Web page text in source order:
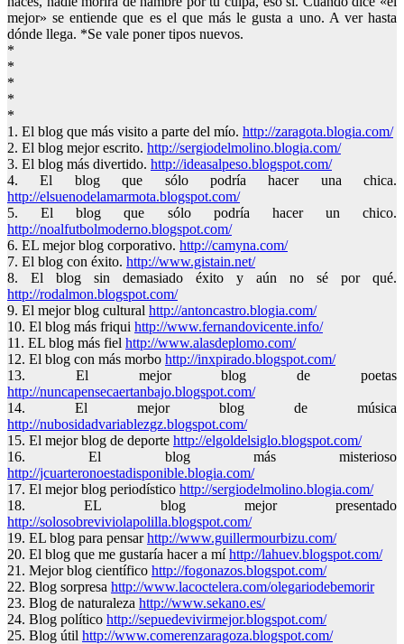
mejor» se entiende que es el que más le gusta a uno. A ver hasta
dónde llega. *Se vale poner tipos nuevos.
*
*
*
*
*
1. El blog que más visito a parte del mío. http://zaragota.blogia.com/
2. El blog mejor escrito. http://sergiodelmolino.blogia.com/
3. El blog más divertido. http://ideasalpeso.blogspot.com/
4. El blog que sólo podría hacer una chica.
http://elsuenodelamarmota.blogspot.com/
5. El blog que sólo podría hacer un chico.
http://noalfutbolmoderno.blogspot.com/
6. EL mejor blog corporativo. http://camyna.com/
7. El blog con éxito. http://www.gistain.net/
8. El blog sin demasiado éxito y aún no sé por qué.
http://rodalmon.blogspot.com/
9. El mejor blog cultural http://antoncastro.blogia.com/
10. El blog más friqui http://www.fernandovicente.info/
11. EL blog más fiel http://www.alasdeplomo.com/
12. El blog con más morbo http://inxpirado.blogspot.com/
13. El mejor blog de poetas
http://nuncapensecaertanbajo.blogspot.com/
14. El mejor blog de música
http://nubosidadvariablezgz.blogspot.com/
15. El mejor blog de deporte http://elgoldelsiglo.blogspot.com/
16. El blog más misterioso
http://jcuarteronoestadisponible.blogia.com/
17. El mejor blog periodístico http://sergiodelmolino.blogia.com/
18. EL blog mejor presentado
http://solosobreviviolapolilla.blogspot.com/
19. EL blog para pensarhttp://www.guillermourbizu.com/
20. El blog que me gustaría hacer a míhttp://lahuev.blogspot.com/
21. Mejor blog científico http://fogonazos.blogspot.com/
22. Blog sorpresa http://www.lacoctelera.com/olegariodebemorir
23. Blog de naturaleza http://www.sekano.es/
24. Blog político http://sepuedevivirmejor.blogspot.com/
25. Blog útil http://www.comerenzaragoza.blogspot.com/